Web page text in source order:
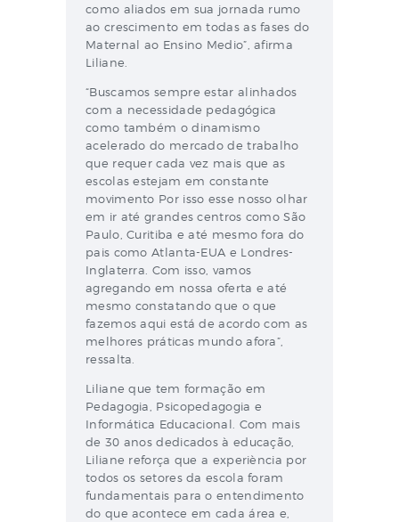
como aliados em sua jornada rumo
ao crescimento em todas as fases do
Maternal ao Ensino Medio”, afirma
Liliane.
“Buscamos sempre estar alinhados
com a necessidade pedagógica
como também o dinamismo
acelerado do mercado de trabalho
que requer cada vez mais que as
escolas estejam em constante
movimento Por isso esse nosso olhar
em ir até grandes centros como São
Paulo, Curitiba e até mesmo fora do
pais como Atlanta-EUA e Londres-
Inglaterra. Com isso, vamos
agregando em nossa oferta e até
mesmo constatando que o que
fazemos aqui está de acordo com as
melhores práticas mundo afora”,
ressalta.
Liliane que tem formação em
Pedagogia, Psicopedagogia e
Informática Educacional. Com mais
de 30 anos dedicados à educação,
Liliane reforça que a experiència por
todos os setores da escola foram
fundamentais para o entendimento
do que acontece em cada área e,